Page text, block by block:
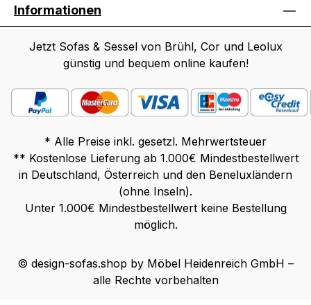
Informationen
Jetzt Sofas & Sessel von Brühl, Cor und Leolux
günstig und bequem online kaufen!
* Alle Preise inkl. gesetzl. Mehrwertsteuer
** Kostenlose Lieferung ab 1.000€ Mindestbestellwert
in Deutschland, Österreich und den Beneluxländern
(ohne Inseln).
Unter 1.000€ Mindestbestellwert keine Bestellung
möglich.
© design-sofas.shop by Möbel Heidenreich GmbH –
alle Rechte vorbehalten